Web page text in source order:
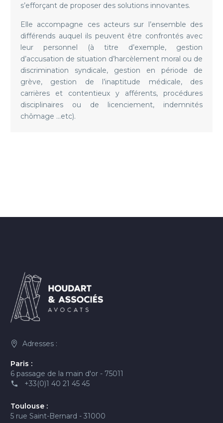
s’efforçant de proposer des solutions innovantes.
Elle accompagne ces acteurs sur l’ensemble des
différends auquel ils peuvent être confrontés avec
leur personnel (à titre d’exemple, gestion
d’accusation de situation d’harcèlement moral ou de
discrimination syndicale, gestion en période de
grève, gestion de l’inaptitude médicale, des
carrières et contentieux y afférents, procédures
disciplinaires ou de licenciement, indemnités
chômage …etc).
Adresses :
Paris :
6 passage de la main d'or - 75011
+33(0)1 40 21 45 45
Toulouse :
5 rue Saint-Bernard - 31000